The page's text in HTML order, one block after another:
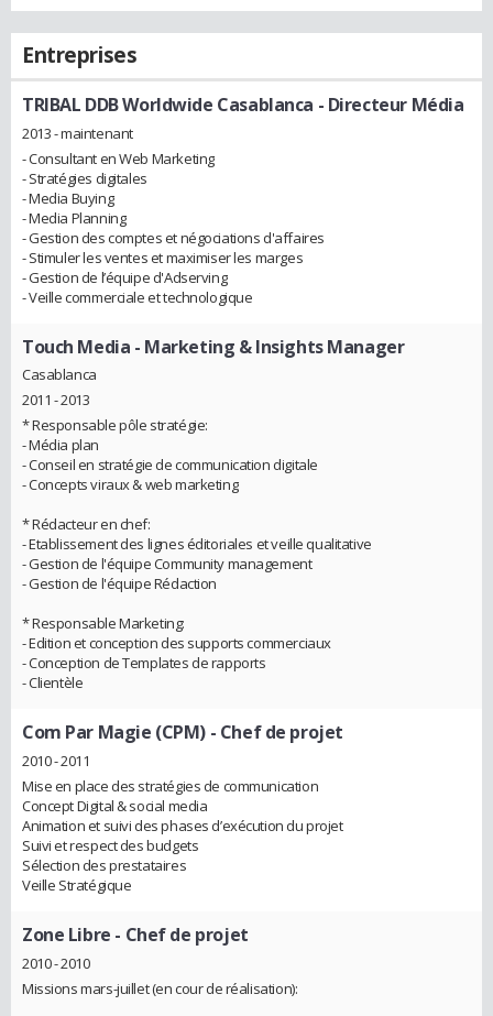
Entreprises
TRIBAL DDB Worldwide Casablanca - Directeur Média
2013 - maintenant
- Consultant en Web Marketing
- Stratégies digitales
- Media Buying
- Media Planning
- Gestion des comptes et négociations d'affaires
- Stimuler les ventes et maximiser les marges
- Gestion de l’équipe d'Adserving
- Veille commerciale et technologique
Touch Media - Marketing & Insights Manager
Casablanca
2011 - 2013
* Responsable pôle stratégie:
- Média plan
- Conseil en stratégie de communication digitale
- Concepts viraux & web marketing
* Rédacteur en chef:
- Etablissement des lignes éditoriales et veille qualitative
- Gestion de l'équipe Community management
- Gestion de l'équipe Rédaction
* Responsable Marketing:
- Edition et conception des supports commerciaux
- Conception de Templates de rapports
- Clientèle
Com Par Magie (CPM) - Chef de projet
2010 - 2011
Mise en place des stratégies de communication
Concept Digital & social media
Animation et suivi des phases d’exécution du projet
Suivi et respect des budgets
Sélection des prestataires
Veille Stratégique
Zone Libre - Chef de projet
2010 - 2010
Missions mars-juillet (en cour de réalisation):